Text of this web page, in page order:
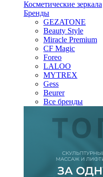
Косметические зеркала
Бренды
GEZATONE
Beauty Style
Miracle Premium
CF Magic
Foreo
LALOO
MYTREX
Gess
Beurer
Все бренды